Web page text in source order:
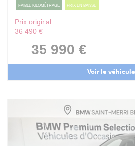
FAIBLE KILOMÉTRAGE PRIX EN BAISSE
Prix original :
36 490 €
35 990 €
Voir le véhicule